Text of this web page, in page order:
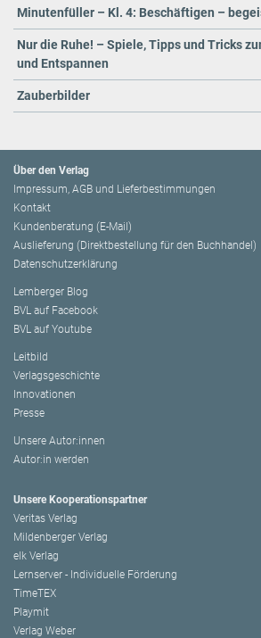
Minutenfüller – Kl. 4: Beschäftigen –
Nur die Ruhe! – Spiele, Tipps und Tricks
und Entspannen
Zauberbilder
Über den Verlag
Impressum, AGB und Lieferbestimmungen
Kontakt
Kundenberatung (E-Mail)
Auslieferung (Direktbestellung für den Buchhandel)
Datenschutzerklärung
Lemberger Blog
BVL auf Facebook
BVL auf Youtube
Leitbild
Verlagsgeschichte
Innovationen
Presse
Unsere Autor:innen
Autor:in werden
Unsere Kooperationspartner
Veritas Verlag
Mildenberger Verlag
elk Verlag
Lernserver - Individuelle Förderung
TimeTEX
Playmit
Verlag Weber